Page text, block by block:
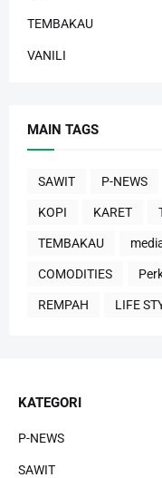
TEMBAKAU
VANILI
MAIN TAGS
SAWIT P-NEWS
KOPI KARET
TEMBAKAU
COMODITIES
REMPAH LIFE
KATEGORI
P-NEWS
SAWIT